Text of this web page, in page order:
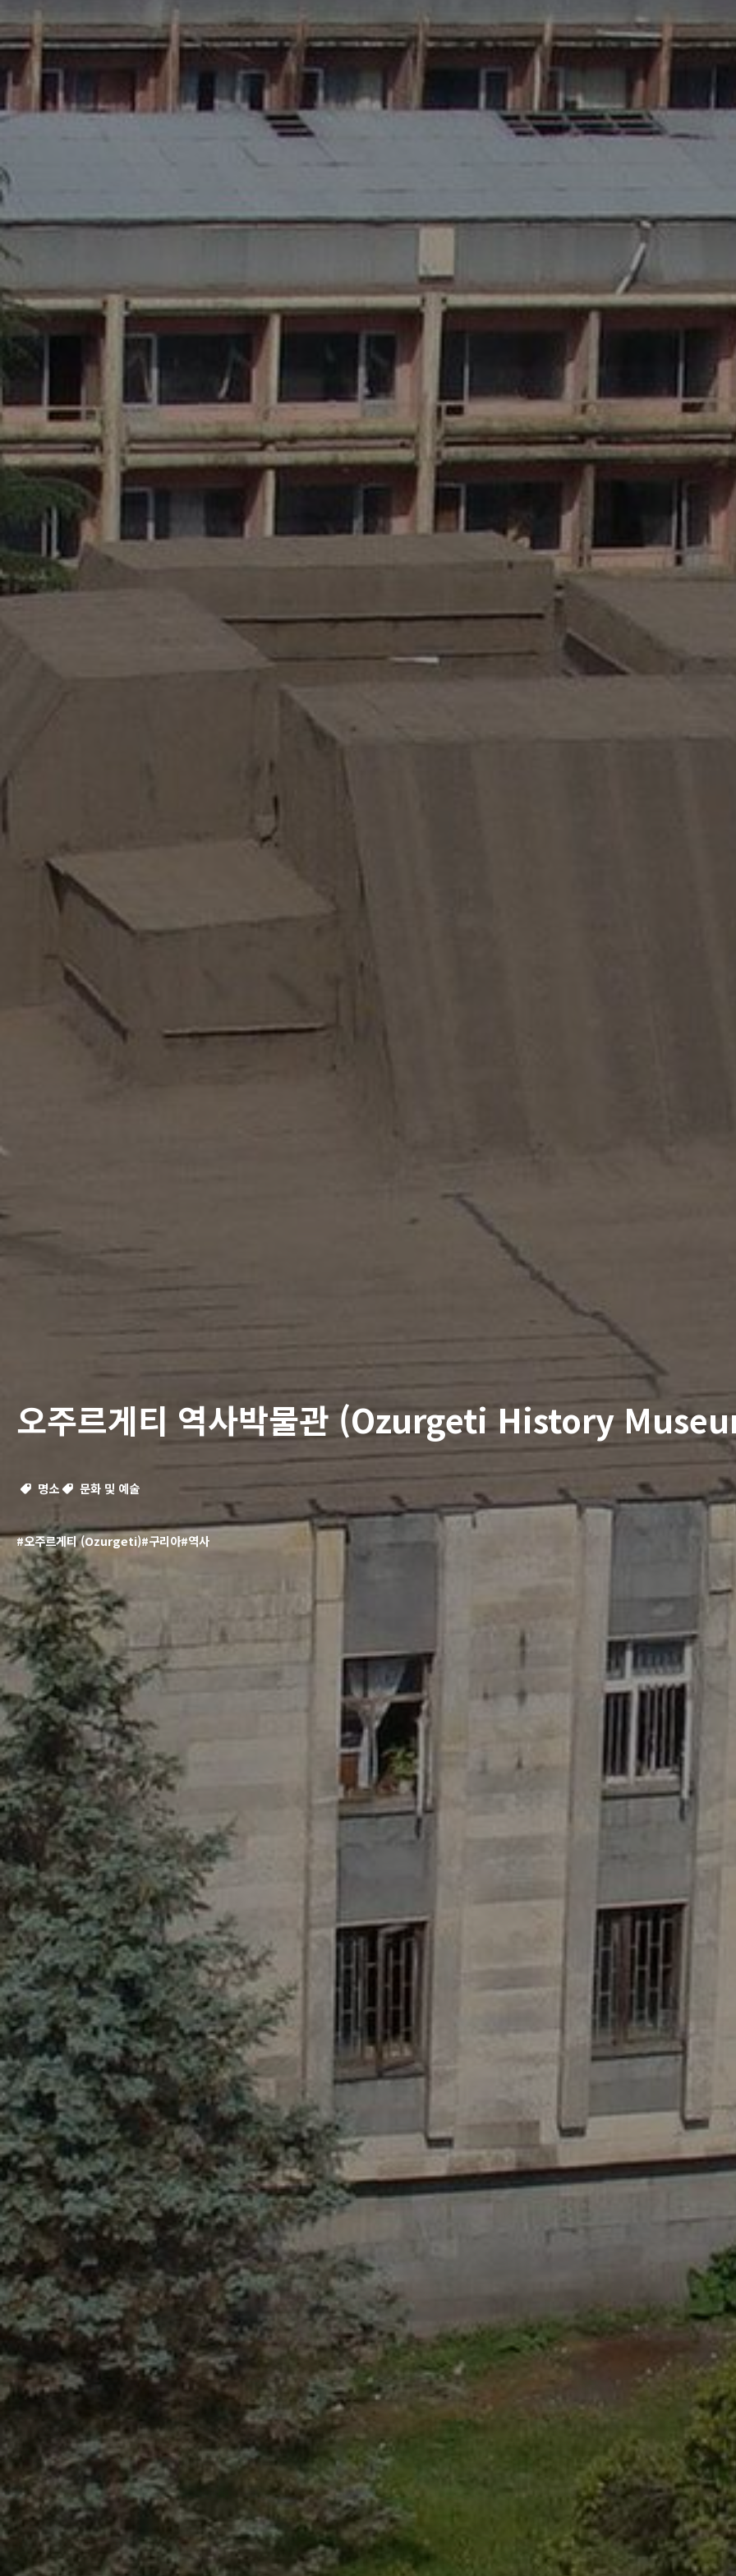
오주르게티 역사박물관 (Ozurgeti History
명소 문화 및 예술
#오주르게티 (Ozurgeti)#구리아#역사